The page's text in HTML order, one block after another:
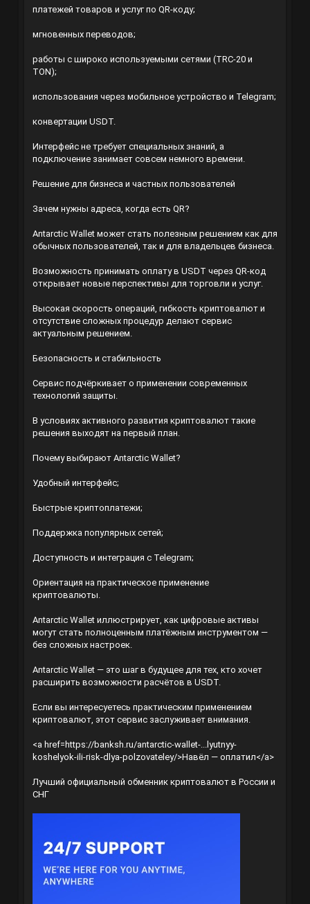
платежей товаров и услуг по QR-коду;
мгновенных переводов;
работы с широко используемыми сетями (TRC-20 и
TON);
использования через мобильное устройство и Telegram;
конвертации USDT.
Интерфейс не требует специальных знаний, а
подключение занимает совсем немного времени.
Решение для бизнеса и частных пользователей
Зачем нужны адреса, когда есть QR?
Antarctic Wallet может стать полезным решением как для
обычных пользователей, так и для владельцев бизнеса.
Возможность принимать оплату в USDT через QR-код
открывает новые перспективы для торговли и услуг.
Высокая скорость операций, гибкость криптовалют и
отсутствие сложных процедур делают сервис
актуальным решением.
Безопасность и стабильность
Сервис подчёркивает о применении современных
технологий защиты.
В условиях активного развития криптовалют такие
решения выходят на первый план.
Почему выбирают Antarctic Wallet?
Удобный интерфейс;
Быстрые криптоплатежи;
Поддержка популярных сетей;
Доступность и интеграция с Telegram;
Ориентация на практическое применение
криптовалюты.
Antarctic Wallet иллюстрирует, как цифровые активы
могут стать полноценным платёжным инструментом —
без сложных настроек.
Antarctic Wallet — это шаг в будущее для тех, кто хочет
расширить возможности расчётов в USDT.
Если вы интересуетесь практическим применением
криптовалют, этот сервис заслуживает внимания.
<a href= https://banksh.ru/antarctic-wallet-...lyutnyy-
koshelyok-ili-risk-dlya-polzovateley/>Навёл — оплатил</a>
Лучший официальный обменник криптовалют в России и
СНГ